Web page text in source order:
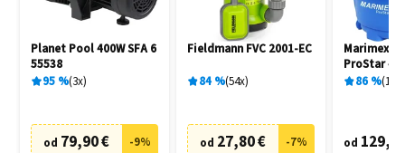
Planet Pool 400W SFA 6
55538
95% 3x
od 79,90 € -9%
Fieldmann FVC 2001-EC
84% 54x
od 27,80 € -7%
Marimex
ProStar 4
filtrácia
86% 136
od